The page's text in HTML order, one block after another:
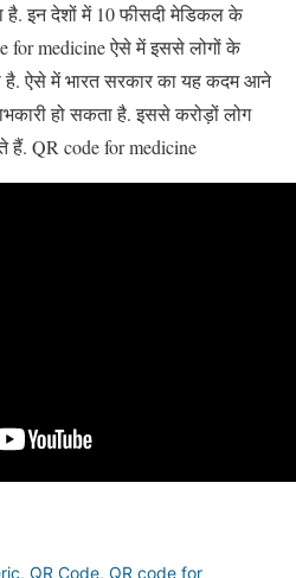
है. इन देशों में 10 फीसदी मेडिकल के
for medicine ऐसे में इससे लोगों के
है. ऐसे में भारत सरकार का यह कदम आने
हो सकता है. इससे करोड़ों लोग
QR code for medicine
, QR Code, QR code for